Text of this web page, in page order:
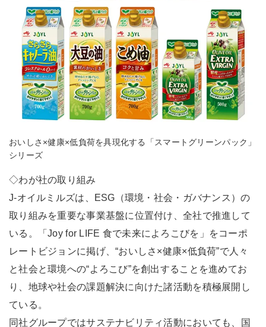
おいしさ×健康×低負荷を具現化する「スマートグリーンパック」
シリーズ
◇わが社の取り組み
J-オイルミルズは、ESG（環境・社会・ガバナンス）の
取り組みを重要な事業基盤に位置付け、全社で推進して
いる。「Joy for LIFE 食で未来によろこびを」をコーポ
レートビジョンに掲げ、“おいしさ×健康×低負荷”で人々
と社会と環境への“よろこび”を創出することを進めてお
り、地球や社会の課題解決に向けた諸活動を積極展開し
ている。
同社グループではサステナビリティ活動においても、国